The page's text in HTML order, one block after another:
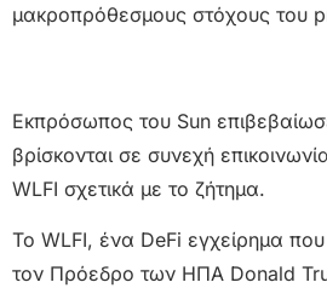
μακροπρόθεσμους στόχους του
Εκπρόσωπος του Sun
βρίσκονται σε συνεχή
WLFI σχετικά με το ζήτημα.
Το WLFI, ένα DeFi εγχείρημα που
τον Πρόεδρο των ΗΠΑ Donald